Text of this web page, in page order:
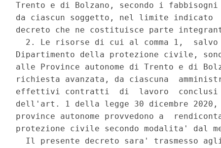
Trento e di Bolzano, secondo i
da ciascun soggetto, nel limite
decreto che ne costituisce parte
2. Le risorse di cui al comma 1,
Dipartimento della protezione civile,
alle Province autonome di Trento e di
richiesta avanzata, da ciascuna
effettivi contratti  di  lavoro  conclusi
dell'art. 1 della legge 30 dicembre
province autonome provvedono a
protezione civile secondo modalita' dal
Il presente decreto sara' trasmesso